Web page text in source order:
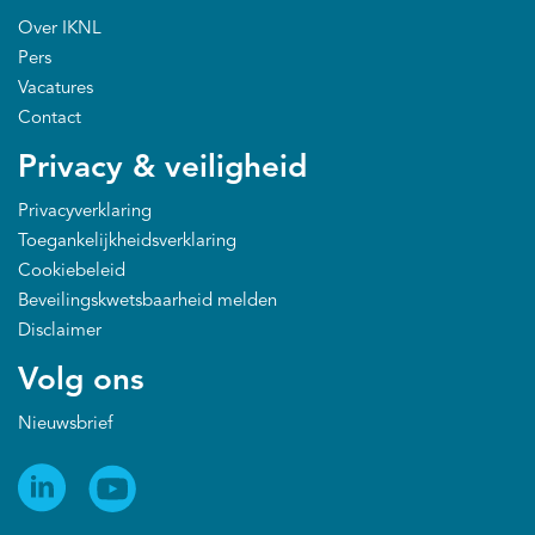
Over IKNL
Pers
Vacatures
Contact
Privacy & veiligheid
Privacyverklaring
Toegankelijkheidsverklaring
Cookiebeleid
Beveilingskwetsbaarheid melden
Disclaimer
Volg ons
Nieuwsbrief